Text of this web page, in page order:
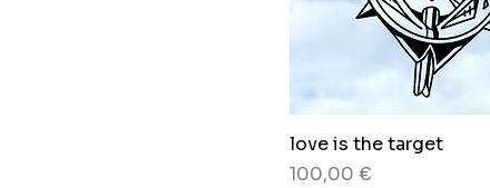
love is the target
Preis
100,00 €